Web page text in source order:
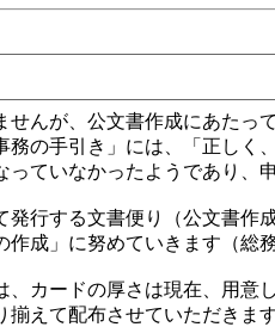
んが、公文書作成にあたっ
の手引き」には、「正しく
ていなかったようであり、
行する文書便り（公文書
成」に努めていきます（総
カードの厚さは現在、用意
えて配布させていただきま